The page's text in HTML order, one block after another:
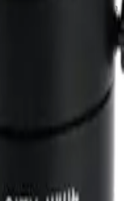
chính hãng,